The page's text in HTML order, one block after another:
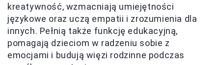
kreatywność, wzmacniają umiejętności
językowe oraz uczą empatii i zrozumienia dla
innych. Pełnią także funkcję edukacyjną,
pomagają dzieciom w radzeniu sobie z
emocjami i budują więzi rodzinne podczas